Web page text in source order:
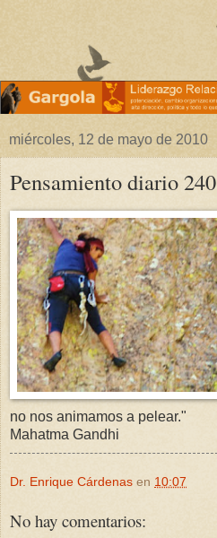
miércoles, 12 de mayo de 2010
Pensamiento diario 240
no nos animamos a pelear."
Mahatma Gandhi
Dr. Enrique Cárdenas en 10:07
No hay comentarios: